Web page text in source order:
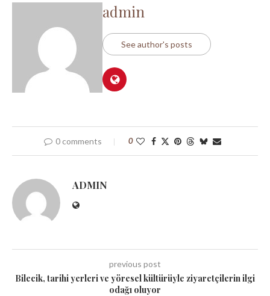
admin
See author's posts
0 comments 0
ADMIN
previous post
Bilecik, tarihi yerleri ve yöresel kültürüyle ziyaretçilerin ilgi
odağı oluyor